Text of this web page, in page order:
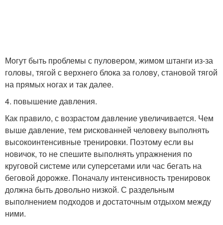
Могут быть проблемы с пуловером, жимом штанги из-за
головы, тягой с верхнего блока за голову, становой тягой
на прямых ногах и так далее.
4. повышение давления.
Как правило, с возрастом давление увеличивается. Чем
выше давление, тем рискованней человеку выполнять
высокоинтенсивные тренировки. Поэтому если вы
новичок, то не спешите выполнять упражнения по
круговой системе или суперсетами или час бегать на
беговой дорожке. Поначалу интенсивность тренировок
должна быть довольно низкой. С раздельным
выполнением подходов и достаточным отдыхом между
ними.